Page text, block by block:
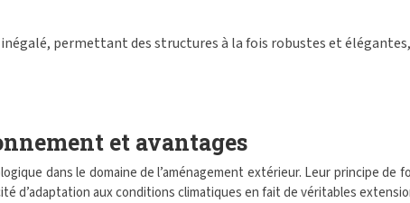
permettant des structures à la fois robustes et
et avantages
dans le domaine de l’aménagement extérieur. Leur principe
d’adaptation aux conditions climatiques en fait de véritables